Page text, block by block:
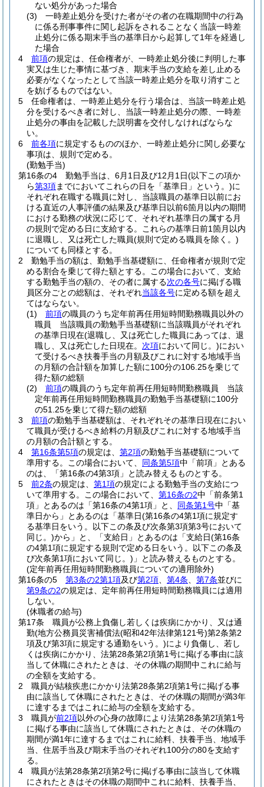
ない処分があった場合
(3)
一時差止処分を受けた者がその者の在職期間中の行為
に係る刑事事件に関し起訴をされることなく当該一時差
止処分に係る期末手当の基準日から起算して1年を経過し
た場合
4
前項の規定は、任命権者が、一時差止処分後に判明した事
実又は生じた事情に基づき、期末手当の支給を差し止める
必要がなくなったとして当該一時差止処分を取り消すこと
を妨げるものではない。
5
任命権者は、一時差止処分を行う場合は、当該一時差止処
分を受けるべき者に対し、当該一時差止処分の際、一時差
止処分の事由を記載した説明書を交付しなければならな
い。
6
前各項に規定するもののほか、一時差止処分に関し必要な
事項は、規則で定める。
(勤勉手当)
第16条の4
勤勉手当は、6月1日及び12月1日(以下この項か
ら第3項までにおいてこれらの日を「基準日」という。)に
それぞれ在職する職員に対し、当該職員の基準日以前にお
ける直近の人事評価の結果及び基準日以前6箇月以内の期間
における勤務の状況に応じて、それぞれ基準日の属する月
の規則で定める日に支給する。
これらの基準日前1箇月以内
に退職し、又は死亡した職員(規則で定める職員を除く。)
についても同様とする。
2
勤勉手当の額は、勤勉手当基礎額に、任命権者が規則で定
める割合を乗じて得た額とする。
この場合において、支給
する勤勉手当の額の、その者に属する次の各号に掲げる職
員区分ごとの総額は、それぞれ当該各号に定める額を超え
てはならない。
(1)
前項の職員のうち定年前再任用短時間勤務職員以外の
職員 当該職員の勤勉手当基礎額に当該職員がそれぞれ
の基準日現在(退職し、又は死亡した職員にあっては、退
職し、又は死亡した日現在。 次項において同じ。)におい
て受けるべき扶養手当の月額及びこれに対する地域手当
の月額の合計額を加算した額に100分の106.25を乗じて
得た額の総額
(2)
前項の職員のうち定年前再任用短時間勤務職員 当該
定年前再任用短時間勤務職員の勤勉手当基礎額に100分
の51.25を乗じて得た額の総額
3
前項の勤勉手当基礎額は、それぞれその基準日現在におい
て職員が受けるべき給料の月額及びこれに対する地域手当
の月額の合計額とする。
4
第16条第5項の規定は、 第2項の勤勉手当基礎額について
準用する。
この場合において、 同条第5項中「前項」とある
のは、「第16条の4第3項」と読み替えるものとする。
5
前2条の規定は、 第1項の規定による勤勉手当の支給につ
いて準用する。
この場合において、 第16条の2中「前条第1
項」とあるのは「第16条の4第1項」と、 同条第1号中「基
準日から」とあるのは「基準日(第16条の4第1項に規定す
る基準日をいう。以下この条及び次条第3項第3号において
同じ。)から」と、「支給日」とあるのは「支給日(第16条
の4第1項に規定する規則で定める日をいう。以下この条及
び次条第1項において同じ。) 」と読み替えるものとする。
(定年前再任用短時間勤務職員についての適用除外)
第16条の5
第3条の2第1項及び第2項 第4条 第7条並びに
第9条の2の規定は、定年前再任用短時間勤務職員には適用
しない。
(休職者の給与)
第17条
職員が公務上負傷し若しくは疾病にかかり、又は通
勤(地方公務員災害補償法(昭和42年法律第121号)第2条第2
項及び第3項に規定する通勤をいう。)により負傷し、若し
くは疾病にかかり、法第28条第2項第1号に掲げる事由に該
当して休職にされたときは、その休職の期間中これに給与
の全額を支給する。
2
職員が結核疾患にかかり法第28条第2項第1号に掲げる事
由に該当して休職にされたときは、その休職の期間が満3年
に達するまではこれに給与の全額を支給する。
3
職員が前2項以外の心身の故障により法第28条第2項第1号
に掲げる事由に該当して休職にされたときは、その休職の
期間が満1年に達するまではこれに給料、扶養手当、地域手
当、住居手当及び期末手当のそれぞれ100分の80を支給す
る。
4
職員が法第28条第2項第2号に掲げる事由に該当して休職
にされたときはその休職の期間中これに給料、扶養手当、